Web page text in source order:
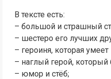
В тексте есть:
– большой и страшный
– шестеро его лучших
– героиня, которая умеет
– наглый герой, который
– юмор и стёб;